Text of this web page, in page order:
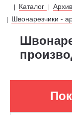
| Каталог |
| Швонарезчики -